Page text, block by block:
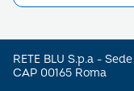
RETE BLU S.p.a -
CAP 00165 Roma